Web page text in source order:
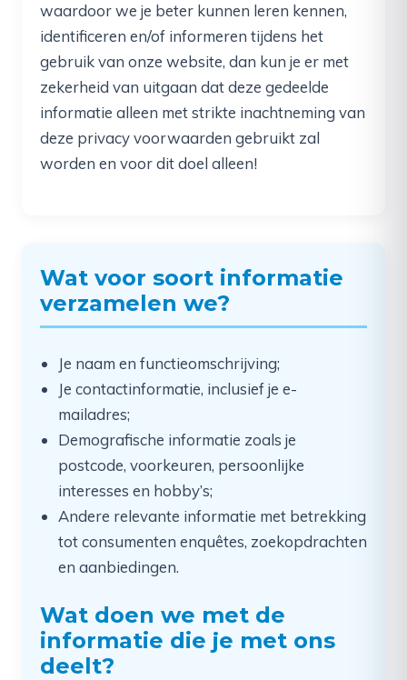
waardoor we je beter kunnen leren kennen,
identificeren en/of informeren tijdens het
gebruik van onze website, dan kun je er met
zekerheid van uitgaan dat deze gedeelde
informatie alleen met strikte inachtneming van
deze privacy voorwaarden gebruikt zal
worden en voor dit doel alleen!
Wat voor soort informatie
verzamelen we?
Je naam en functieomschrijving;
Je contactinformatie, inclusief je e-
mailadres;
Demografische informatie zoals je
postcode, voorkeuren, persoonlijke
interesses en hobby’s;
Andere relevante informatie met betrekking
tot consumenten enquêtes, zoekopdrachten
en aanbiedingen.
Wat doen we met de
informatie die je met ons
deelt?